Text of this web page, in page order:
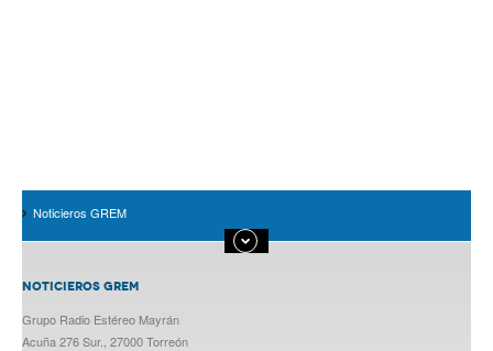
Noticieros GREM
NOTICIEROS GREM
Grupo Radio Estéreo Mayrán
Acuña 276 Sur., 27000 Torreón